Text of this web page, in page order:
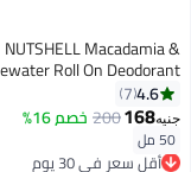
NUTSHELL Macadamia &
Roll On Deodorant
50ml
4.6
7
جنيه168
200 خصم 16%
50 ملأقل سعر في 30 يوم
توصيل مجاني